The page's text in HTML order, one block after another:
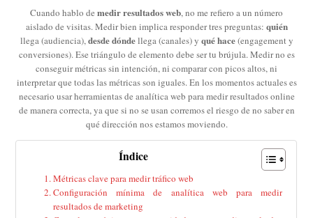
Cuando hablo de medir resultados web, no me refiero a un número
aislado de visitas. Medir bien implica responder tres preguntas: quién
llega (audiencia), desde dóndellega (canales) y qué hace(engagement y
conversiones). Ese triángulo de elemento debe ser tu brújula. Medir no es
conseguir métricas sin intención, ni comparar con picos altos, ni
interpretar que todas las métricas son iguales. En los momentos actuales es
necesario usar herramientas de analítica web para medir resultados online
de manera correcta, ya que si no se usan corremos el riesgo de no saber en
qué dirección nos estamos moviendo.
Índice
Métricas clave para medir tráfico web
Configuración mínima de analítica web para medir
resultados de marketing